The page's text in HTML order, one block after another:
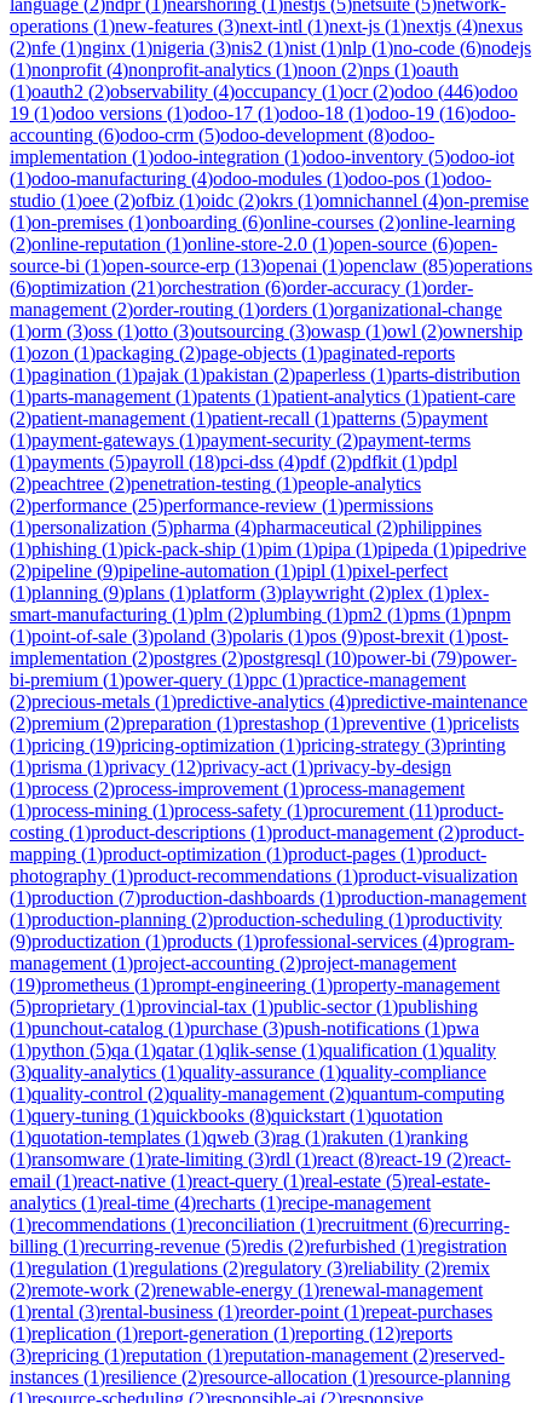
operations (1)new-features (3)next-intl (1)next-js (1)nextjs (4)nexus
(2)nfe (1)nginx (1)nigeria (3)nis2 (1)nist (1)nlp (1)no-code (6)nodejs
(1)nonprofit (4)nonprofit-analytics (1)noon (2)nps (1)oauth
(1)oauth2 (2)observability (4)occupancy (1)ocr(2)odoo (446)odoo
19 (1)odoo versions (1)odoo-17 (1)odoo-18 (1)odoo-19 (16)odoo-
accounting (6)odoo-crm (5)odoo-development (8)odoo-
implementation (1)odoo-integration (1)odoo-inventory (5)odoo-iot
(1)odoo-manufacturing (4)odoo-modules (1)odoo-pos (1)odoo-
studio (1)oee (2)ofbiz (1)oidc (2)okrs (1)omnichannel (4)on-premise
(1)on-premises (1)onboarding (6)online-courses (2)online-learning
(2)online-reputation (1)online-store-2.0 (1)open-source (6)open-
source-bi (1)open-source-erp (13)openai (1)openclaw (85)operations
(6)optimization (21)orchestration (6)order-accuracy (1)order-
management (2)order-routing (1)orders (1)organizational-change
(1)orm (3)oss (1)otto (3)outsourcing (3)owasp (1)owl (2)ownership
(1)ozon (1)packaging (2)page-objects (1)paginated-reports
(1)pagination (1)pajak (1)pakistan (2)paperless (1)parts-distribution
(1)parts-management (1)patents (1)patient-analytics (1)patient-care
(2)patient-management (1)patient-recall (1)patterns (5)payment
(1)payment-gateways (1)payment-security (2)payment-terms
(1)payments (5)payroll (18)pci-dss (4)pdf(2)pdfkit (1)pdpl
(2)peachtree (2)penetration-testing (1)people-analytics
(2)performance (25)performance-review (1)permissions
(1)personalization (5)pharma (4)pharmaceutical (2)philippines
(1)phishing (1)pick-pack-ship (1)pim (1)pipa (1)pipeda (1)pipedrive
(2)pipeline (9)pipeline-automation (1)pipl (1)pixel-perfect
(1)planning (9)plans (1)platform (3)playwright (2)plex (1)plex-
smart-manufacturing (1)plm (2)plumbing (1)pm2 (1)pms (1)pnpm
(1)point-of-sale (3)poland (3)polaris (1)pos (9)post-brexit (1)post-
implementation (2)postgres (2)postgresql (10)power-bi (79)power-
bi-premium (1)power-query (1)ppc (1)practice-management
(2)precious-metals (1)predictive-analytics (4)predictive-maintenance
(2)premium (2)preparation (1)prestashop (1)preventive (1)pricelists
(1)pricing (19)pricing-optimization (1)pricing-strategy (3)printing
(1)prisma (1)privacy (12)privacy-act (1)privacy-by-design
(1)process (2)process-improvement (1)process-management
(1)process-mining (1)process-safety (1)procurement (11)product-
costing (1)product-descriptions (1)product-management (2)product-
mapping (1)product-optimization (1)product-pages (1)product-
photography (1)product-recommendations (1)product-visualization
(1)production (7)production-dashboards (1)production-management
(1)production-planning (2)production-scheduling (1)productivity
(9)productization (1)products (1)professional-services (4)program-
management (1)project-accounting (2)project-management
(19)prometheus (1)prompt-engineering (1)property-management
(5)proprietary (1)provincial-tax (1)public-sector(1)publishing
(1)punchout-catalog (1)purchase (3)push-notifications (1)pwa
(1)python (5)qa (1)qatar(1)qlik-sense (1)qualification (1)quality
(3)quality-analytics (1)quality-assurance (1)quality-compliance
(1)quality-control (2)quality-management (2)quantum-computing
(1)query-tuning (1)quickbooks (8)quickstart (1)quotation
(1)quotation-templates (1)qweb (3)rag (1)rakuten (1)ranking
(1)ransomware (1)rate-limiting (3)rdl (1)react (8)react-19 (2)react-
email (1)react-native (1)react-query (1)real-estate (5)real-estate-
analytics (1)real-time (4)recharts (1)recipe-management
(1)recommendations (1)reconciliation (1)recruitment (6)recurring-
billing (1)recurring-revenue (5)redis (2)refurbished (1)registration
(1)regulation (1)regulations (2)regulatory (3)reliability (2)remix
(2)remote-work (2)renewable-energy (1)renewal-management
(1)rental (3)rental-business (1)reorder-point (1)repeat-purchases
(1)replication (1)report-generation (1)reporting (12)reports
(3)repricing (1)reputation (1)reputation-management (2)reserved-
instances (1)resilience (2)resource-allocation (1)resource-planning
(1)resource-scheduling (2)responsible-ai (2)responsive